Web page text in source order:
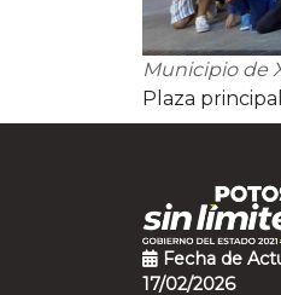
Municipio de
Plaza
Fecha de
17/02/2026